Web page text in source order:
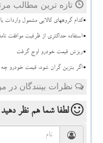
تازه ترین مطالب
کدام گروههای کالایی مشمول واردات
استفاده حداکثری از ظرفیت موافقت
ریزش قیمت خودرو اوج گرفت
اگر بنزین گران شود، قیمت خودرو چه
نظرات بینندگان در
لطفا شما همنظر دهید